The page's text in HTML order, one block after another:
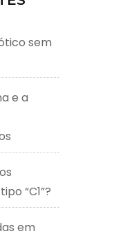
sem
e a
“C1”?
em